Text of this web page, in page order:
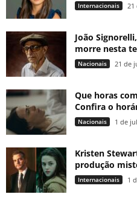
Internacionais 21
João
morre nesta
Nacionais 21 de
Que horas
Confira o
Nacionais 1 de
Kristen
produção
Internacionais 1